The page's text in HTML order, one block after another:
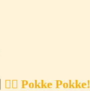
👇🏻 Pokke Pokke!